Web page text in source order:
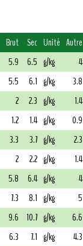
Brut Sec Unité Autre
5.9 6.5 g/kg 4
5.5 6.1 g/kg 3.8
2 2.3 g/kg 1.4
1.2 1.4 g/kg 0.9
3.3 3.7 g/kg 2.3
2 2.2 g/kg 1.4
5.8 6.4 g/kg 4
7.3 8.1 g/kg 5
9.6 10.7 g/kg 6.6
6.3 7.1 g/kg 4.3